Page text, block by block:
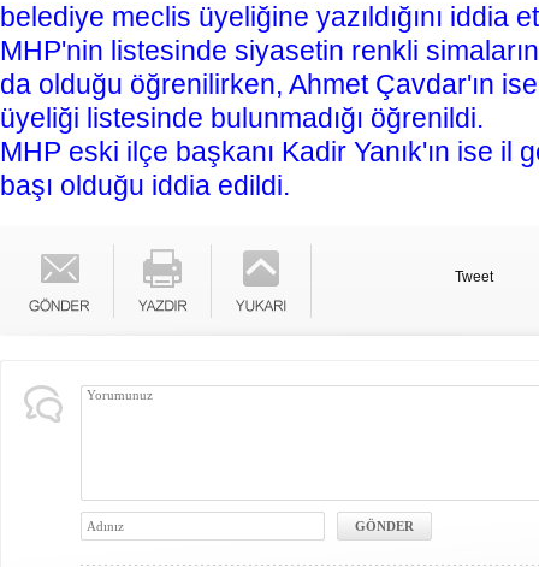
belediye meclis üyeliğine yazıldığını iddia
MHP'nin listesinde siyasetin renkli
da olduğu öğrenilirken, Ahmet Çavdar'ın
üyeliği listesinde bulunmadığı öğrenildi.
MHP eski ilçe başkanı Kadir Yanık'ın ise il
başı olduğu iddia edildi.
Tweet